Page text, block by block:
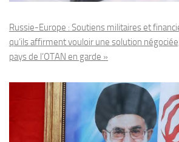
Russie-Europe : Soutiens militaires et
qu’ils affirment vouloir une solution
pays de l’OTAN en garde »